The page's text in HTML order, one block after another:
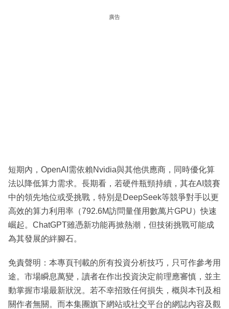
廣告
短期內，OpenAI需依賴Nvidia與其他供應商，同時優化算
法以降低算力需求。長期看，若硬件瓶頸持續，其在AI競賽
中的領先地位或受挑戰，特別是DeepSeek等競爭對手以更
高效的算力利用率（792.6M訪問量僅用數萬片GPU）快速
崛起。ChatGPT雖憑新功能再掀熱潮，但技術挑戰可能成
為其發展的絆腳石。
免責聲明：本專頁刊載的所有投資分析技巧，只可作參考用
途。市場瞬息萬變，讀者在作出投資決定前理應審慎，並主
動掌握市場最新狀況。若不幸招致任何損失，概與本刊及相
關作者無關。而本集團旗下網站或社交平台的網誌內容及觀